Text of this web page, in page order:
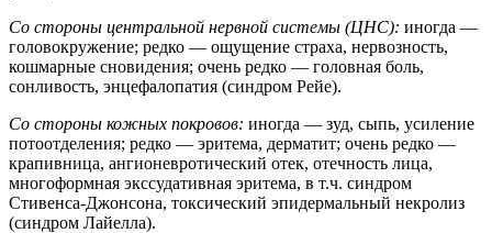
Со стороны центральной нервной системы (ЦНС): иногда —
головокружение; редко — ощущение страха, нервозность,
кошмарные сновидения; очень редко — головная боль,
сонливость, энцефалопатия (синдром Рейе).
Со стороны кожных покровов: иногда — зуд, сыпь, усиление
потоотделения; редко — эритема, дерматит; очень редко —
крапивница, ангионевротический отек, отечность лица,
многоформная экссудативная эритема, в т.ч. синдром
Стивенса-Джонсона, токсический эпидермальный некролиз
(синдром Лайелла).